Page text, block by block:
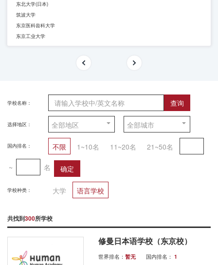
东北大学(日本)
筑波大学
东京医科齿科大学
东京工业大学
学校名称： 查询
选择地区：
国内排名： 不限 1~10名 11~20名 21~50名
~ 名 确定
学校种类： 大学 语言学校
共找到300所学校
修曼日本语学校（东京校）
世界排名： 暂无 国内排名： 1